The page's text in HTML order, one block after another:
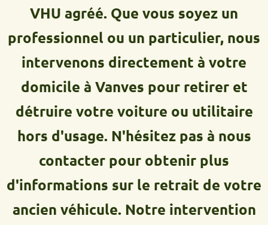
VHU agréé. Que vous soyez un
professionnel ou un particulier, nous
intervenons directement à votre
domicile à Vanves pour retirer et
détruire votre voiture ou utilitaire
hors d'usage. N'hésitez pas à nous
contacter pour obtenir plus
d'informations sur le retrait de votre
ancien véhicule. Notre intervention